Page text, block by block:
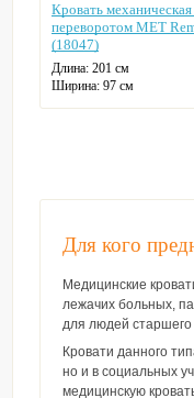
Кровать механическая
переворотом MET
(18047)
Длина: 201 см
Ширина: 97 см
Цвет: венге
Для кого
Медицинские
лежачих больных,
для людей старшего
Кровати данного
но и в социальных
медицинскую